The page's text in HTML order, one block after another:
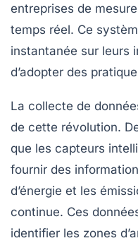
entreprises de
temps réel. Ce
instantanée sur leurs
d’adopter des
La collecte de
de cette révolution.
que les capteurs
fournir des
d’énergie et les
continue. Ces
identifier les zones